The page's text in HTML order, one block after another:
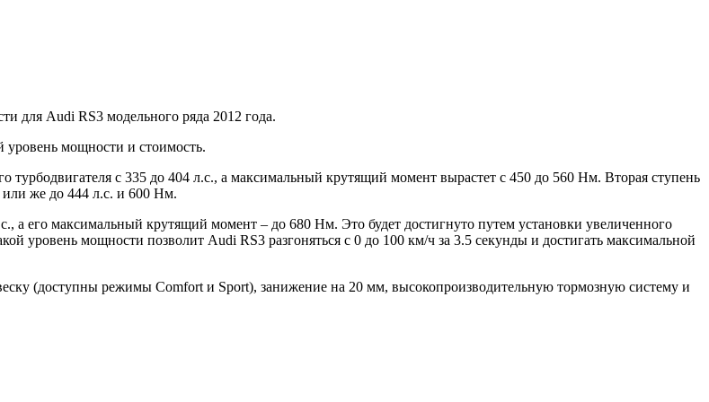
для Audi RS3 модельного ряда 2012 года.
мощности и стоимость.
с 335 до 404 л.с., а максимальный крутящий момент вырастет с 450 до 560 Нм. Вторая ступень
же до 444 л.с. и 600 Нм.
а его максимальный крутящий момент – до 680 Нм. Это будет достигнуто путем установки увеличенного
уровень мощности позволит Audi RS3 разгоняться с 0 до 100 км/ч за 3.5 секунды и достигать максимальной
(доступны режимы Comfort и Sport), занижение на 20 мм, высокопроизводительную тормозную систему и